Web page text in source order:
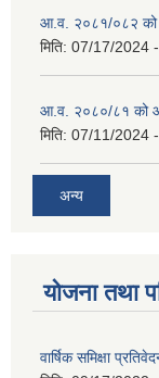
आ.व. २०८१/०८२ को
मिति: 07/17/2024
आ.व. २०८०/८१ को
मिति: 07/11/2024
अन्य
योजना तथा
वार्षिक समिक्षा